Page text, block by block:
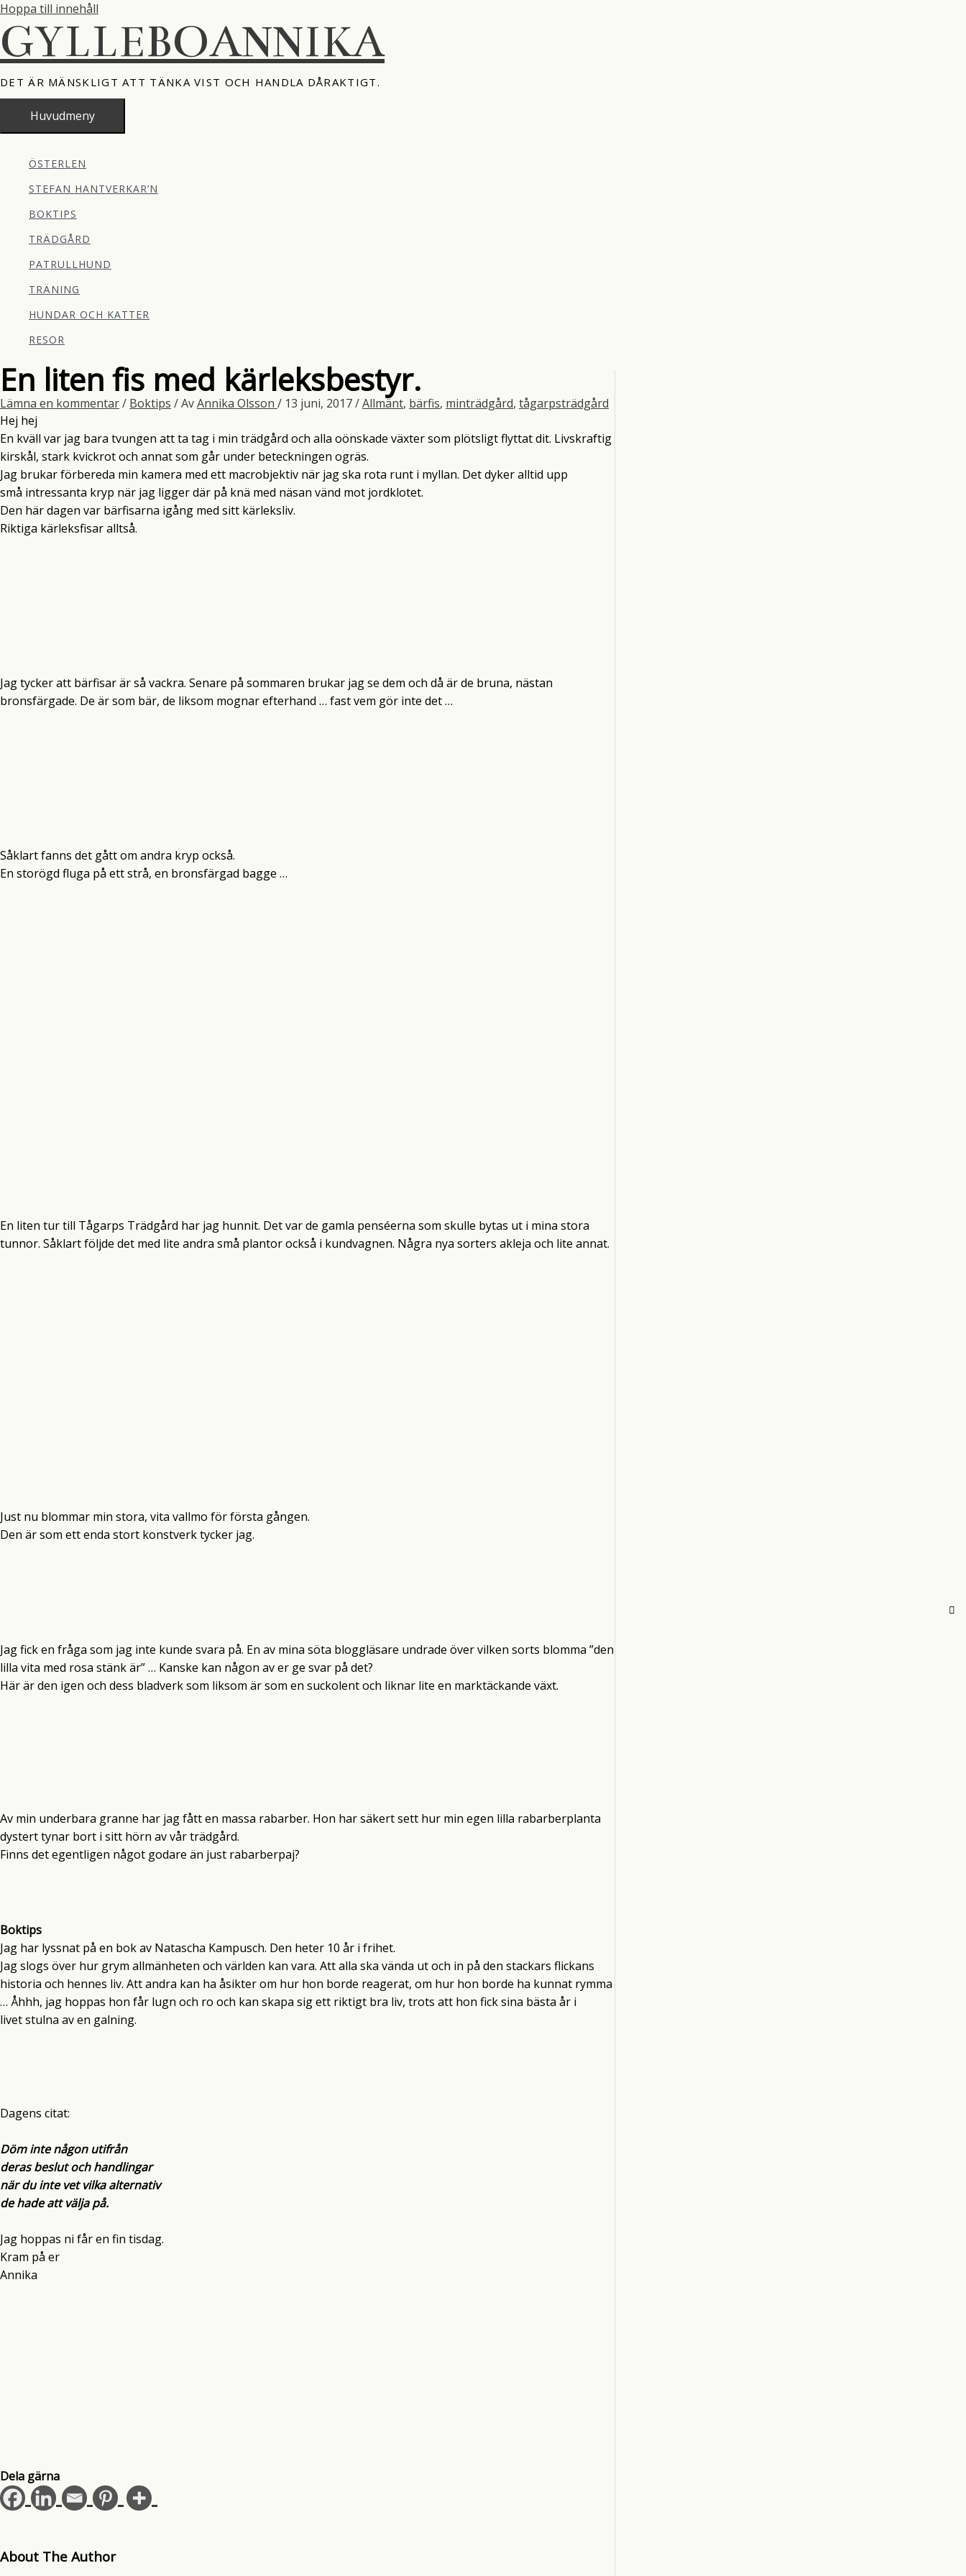
Hoppa till innehåll
GYLLEBOANNIKA
DET ÄR MÄNSKLIGT ATT TÄNKA VIST OCH HANDLA DÅRAKTIGT.
Huvudmeny
ÖSTERLEN
STEFAN HANTVERKAR’N
BOKTIPS
TRÄDGÅRD
PATRULLHUND
TRÄNING
HUNDAR OCH KATTER
RESOR
En liten fis med kärleksbestyr.
Lämna en kommentar/ Boktips / AvAnnika Olsson / 13 juni, 2017/Allmänt, bärfis, minträdgård, tågarpsträdgård
Hej hej
En kväll var jag bara tvungen att ta tag i min trädgård och alla oönskade växter som plötsligt flyttat dit. Livskraftig
kirskål, stark kvickrot och annat som går under beteckningen ogräs.
Jag brukar förbereda min kamera med ett macrobjektiv när jag ska rota runt i myllan. Det dyker alltid upp
små intressanta kryp när jag ligger där på knä med näsan vänd mot jordklotet.
Den här dagen var bärfisarna igång med sitt kärleksliv.
Riktiga kärleksfisar alltså.
Jag tycker att bärfisar är så vackra. Senare på sommaren brukar jag se dem och då är de bruna, nästan
bronsfärgade. De är som bär, de liksom mognar efterhand … fast vem gör inte det …
Såklart fanns det gått om andra kryp också.
En storögd fluga på ett strå, en bronsfärgad bagge …
En liten tur till Tågarps Trädgård har jag hunnit. Det var de gamla penséerna som skulle bytas ut i mina stora
tunnor. Såklart följde det med lite andra små plantor också i kundvagnen. Några nya sorters akleja och lite annat.
Just nu blommar min stora, vita vallmo för första gången.
Den är som ett enda stort konstverk tycker jag.
Jag fick en fråga som jag inte kunde svara på. En av mina söta bloggläsare undrade över vilken sorts blomma ”den
lilla vita med rosa stänk är” … Kanske kan någon av er ge svar på det?
Här är den igen och dess bladverk som liksom är som en suckolent och liknar lite en marktäckande växt.
Av min underbara granne har jag fått en massa rabarber. Hon har säkert sett hur min egen lilla rabarberplanta
dystert tynar bort i sitt hörn av vår trädgård.
Finns det egentligen något godare än just rabarberpaj?
Boktips
Jag har lyssnat på en bok av Natascha Kampusch. Den heter 10 år i frihet.
Jag slogs över hur grym allmänheten och världen kan vara. Att alla ska vända ut och in på den stackars flickans
historia och hennes liv. Att andra kan ha åsikter om hur hon borde reagerat, om hur hon borde ha kunnat rymma
… Åhhh, jag hoppas hon får lugn och ro och kan skapa sig ett riktigt bra liv, trots att hon fick sina bästa år i
livet stulna av en galning.
Dagens citat:
Döm inte någon utifrån
deras beslut och handlingar
när du inte vet vilka alternativ
de hade att välja på.
Jag hoppas ni får en fin tisdag.
Kram på er
Annika
Dela gärna
About The Author